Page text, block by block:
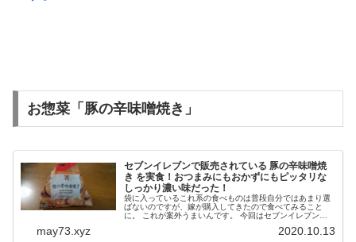
お惣菜「豚の辛味噌焼き」
セブンイレブンで販売されている 豚の辛味噌焼
き を実食！おつまみにもおかずにもピッタリな
しっかり濃い味だった！
袋に入っているこれ系の食べものは普段自分ではあまり選
ばないのですが、嫁が購入してきたので食べてみること
に。 これが案外うまいんです。 今回はセブンイレブンで
may73.xyz 2020.10.13